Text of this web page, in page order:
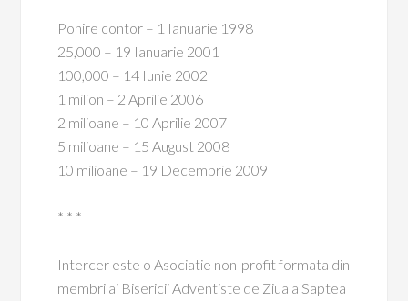
Ponire contor – 1 Ianuarie 1998
25,000 – 19 Ianuarie 2001
100,000 – 14 Iunie 2002
1 milion – 2 Aprilie 2006
2 milioane – 10 Aprilie 2007
5 milioane – 15 August 2008
10 milioane – 19 Decembrie 2009
* * *
Intercer este o Asociatie non-profit formata din
membri ai Bisericii Adventiste de Ziua a Saptea